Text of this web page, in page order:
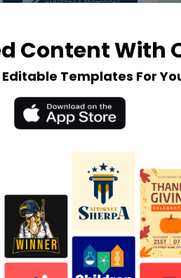
Content With
Templates For